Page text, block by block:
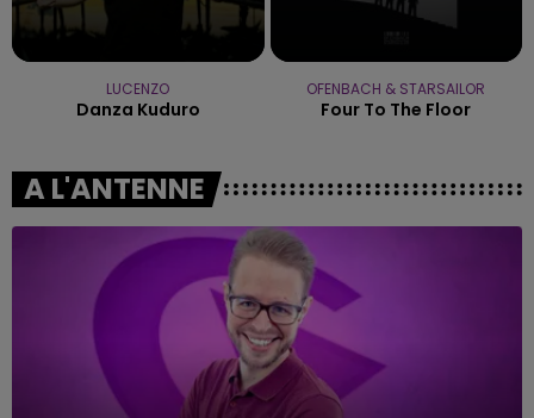
LUCENZO
Danza Kuduro
OFENBACH & STARSAILOR
Four To The Floor
A L'ANTENNE